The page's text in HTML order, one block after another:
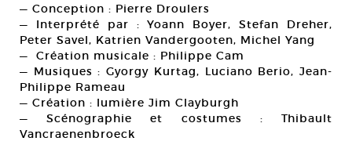
— Conception : Pierre Droulers
— Interprété par : Yoann Boyer, Stefan Dreher,
Peter Savel, Katrien Vandergooten, Michel Yang
— Création musicale : Philippe Cam
— Musiques : Gyorgy Kurtag, Luciano Berio, Jean-
Philippe Rameau
— Création : lumière Jim Clayburgh
— Scénographie et costumes : Thibault
Vancraenenbroeck